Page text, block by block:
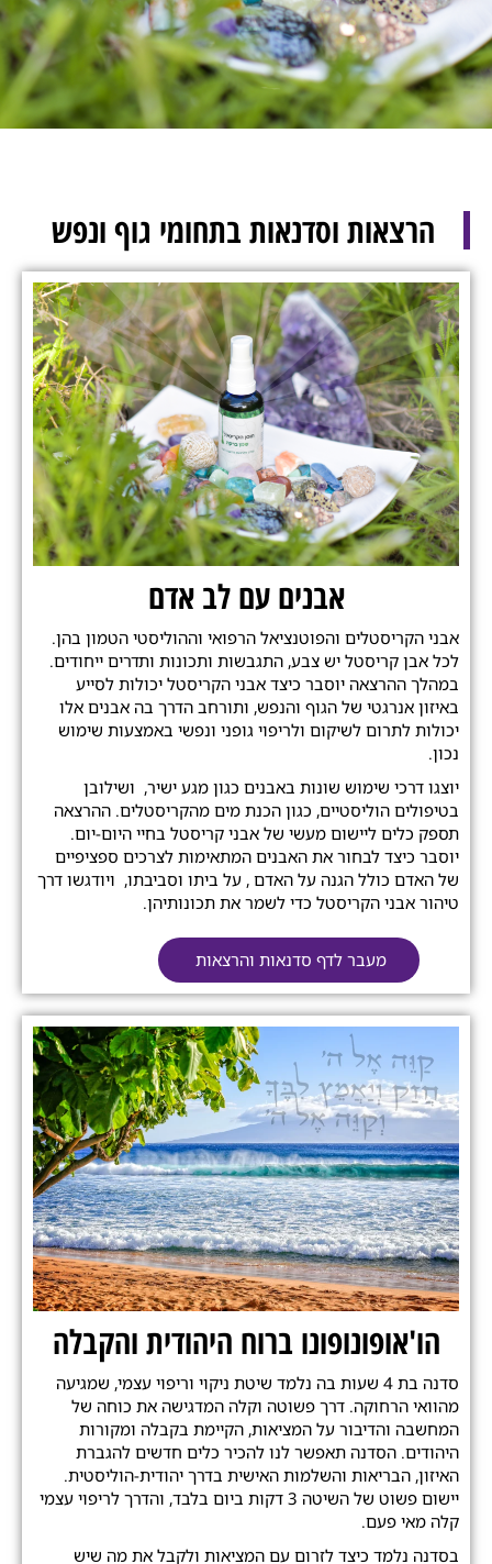
הרצאות וסדנאות בתחומי גוף ונפש
אבנים עם לב אדם
אבני הקריסטלים והפוטנציאל הרפואי וההוליסטי הטמון בהן.
לכל אבן קריסטל יש צבע, התגבשות ותכונות ותדרים ייחודים.
במהלך ההרצאה יוסבר כיצד אבני הקריסטל יכולות לסייע
באיזון אנרגטי של הגוף והנפש, ותורחב הדרך בה אבנים אלו
יכולות לתרום לשיקום ולריפוי גופני ונפשי באמצעות שימוש
נכון.
יוצגו דרכי שימוש שונות באבנים כגון מגע ישיר, ושילובן
בטיפולים הוליסטיים, כגון הכנת מים מהקריסטלים. ההרצאה
תספק כלים ליישום מעשי של אבני קריסטל בחיי היום-יום.
יוסבר כיצד לבחור את האבנים המתאימות לצרכים ספציפיים
של האדם כולל הגנה על האדם , על ביתו וסביבתו, ויודגשו דרך
טיהור אבני הקריסטל כדי לשמר את תכונותיהן.
מעבר לדף סדנאות והרצאות
הו'אופונופונו ברוח היהודית והקבלה
סדנה בת 4 שעות בה נלמד שיטת ניקוי וריפוי עצמי, שמגיעה
מהוואי הרחוקה. דרך פשוטה וקלה המדגישה את כוחה של
המחשבה והדיבור על המציאות, הקיימת בקבלה ומקורות
היהודים. הסדנה תאפשר לנו להכיר כלים חדשים להגברת
האיזון, הבריאות והשלמות האישית בדרך יהודית-הוליסטית.
יישום פשוט של השיטה 3 דקות ביום בלבד, והדרך לריפוי עצמי
קלה מאי פעם.
בסדנה נלמד כיצד לזרום עם המציאות ולקבל את מה שיש